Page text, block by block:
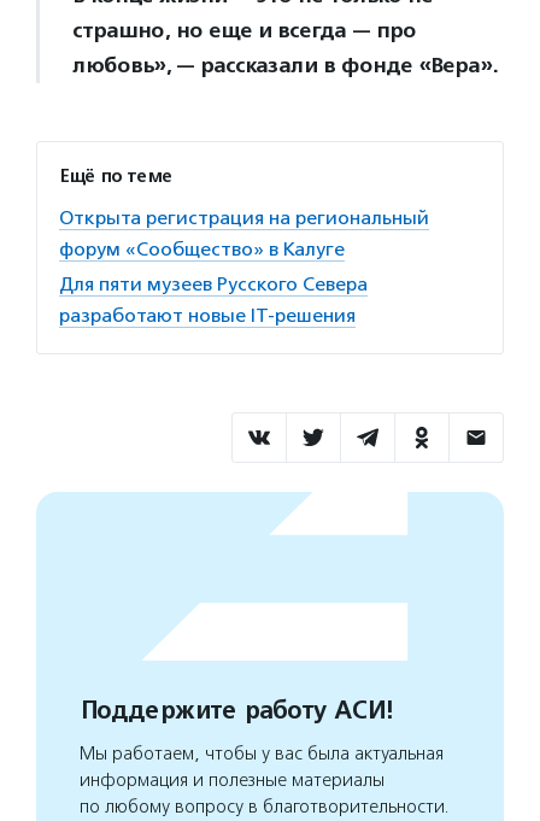
страшно, но еще и всегда — про
любовь», — рассказали в фонде «Вера».
Ещё по теме
Открыта регистрация на региональный
форум «Сообщество» в Калуге
Для пяти музеев Русского Севера
разработают новые IТ-решения
Поддержите работу АСИ!
Мы работаем, чтобы у вас была актуальная
информация и полезные материалы
по любому вопросу в благотворительности.